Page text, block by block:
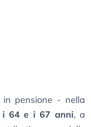
pensione - nella
64 e i 67 anni, a